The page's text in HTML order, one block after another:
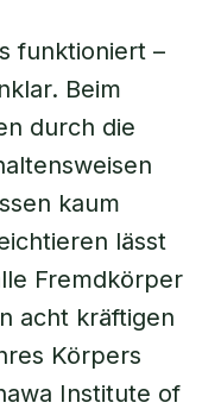
funktioniert –
Beim
durch die
kaum
lässt
Fremdkörper
acht kräftigen
Körpers
Institute of